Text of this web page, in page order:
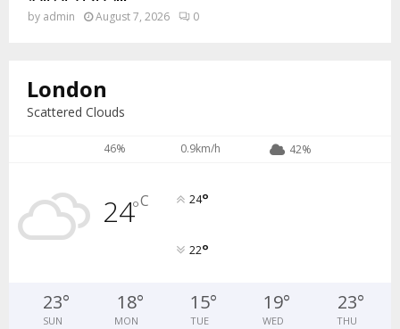
by admin August 7, 2026 0
London
Scattered Clouds
46% 0.9km/h 42%
24°C 24°
22°
23°
SUN
18°
MON
15°
TUE
19°
WED
23°
THU